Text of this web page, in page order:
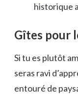
historique
Gîtes pour
Si tu es plutôt
seras ravi
entouré de